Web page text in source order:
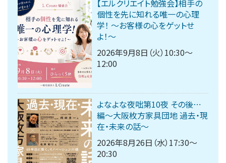
【エルクリエイト勉強会】相手の
個性を先に知れる唯一の心理
学！ 〜お客様の心をゲットせ
よ！〜
2026年9月8日（火）10:30～
12:00
よなよな夜咄第10夜 その後⋯
編〜大阪枚方家具団地 過去・現
在・未来の話〜
2026年8月26日（水）17:30～
20:30